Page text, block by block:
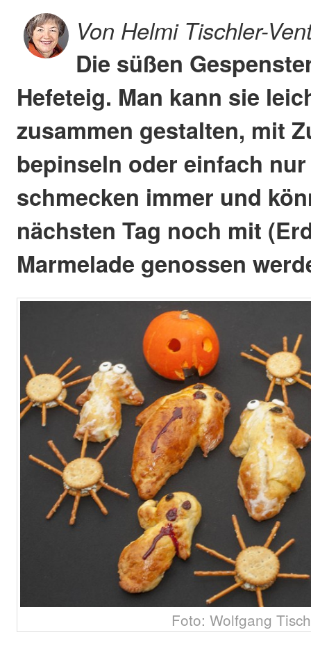
Von Helmi Tischler-
Die süßen
Hefeteig. Man kann sie
zusammen gestalten, mit
bepinseln oder einfach
schmecken immer und
nächsten Tag noch mit
Marmelade genossen
Foto: Wolfgang